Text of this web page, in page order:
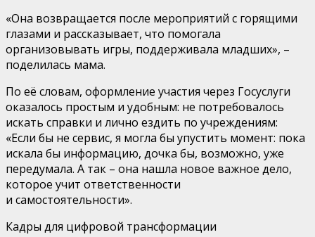
«Она возвращается после мероприятий с горящими
глазами и рассказывает, что помогала
организовывать игры, поддерживала младших», –
поделилась мама.
По её словам, оформление участия через Госуслуги
оказалось простым и удобным: не потребовалось
искать справки и лично ездить по учреждениям:
«Если бы не сервис, я могла бы упустить момент: пока
искала бы информацию, дочка бы, возможно, уже
передумала. А так – она нашла новое важное дело,
которое учит ответственности
и самостоятельности».
Кадры для цифровой трансформации